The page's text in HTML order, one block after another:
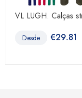
VL LUGH. Calças
Desde €29.81